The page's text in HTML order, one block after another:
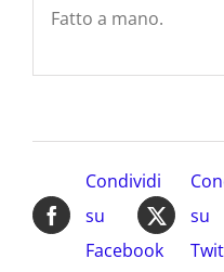
Fatto a mano.
Condividi
su
Facebook
su